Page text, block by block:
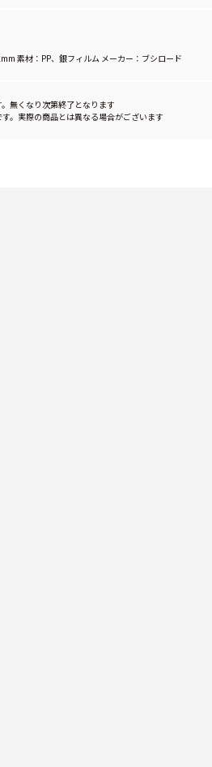
素材：PP、銀フィルム メーカー：ブシロード
無くなり次第終了となります
。実際の商品とは異なる場合がございます